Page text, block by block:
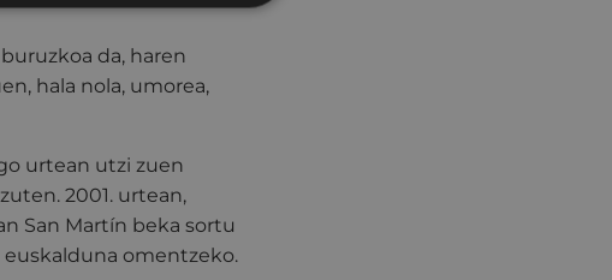
da, haren
hala nola, umorea,
urtean utzi zuen
2001. urtean,
San Martín beka sortu
omentzeko.